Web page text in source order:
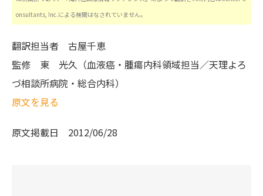
onsultants, Inc.による検閲はなされていません。
翻訳担当者 古屋千恵
監修 東 光久（血液癌・腫瘍内科領域担当／天理よろ
づ相談所病院・総合内科）
原文を見る
原文掲載日 2012/06/28